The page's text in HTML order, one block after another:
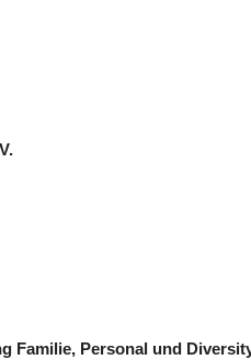
Familie, Personal und